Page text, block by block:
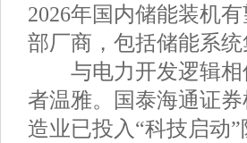
2026年国内储能装机
部厂商，包括储能系
与电力开发逻辑相
者温雅。国泰海通证
造业已投入“科技启动